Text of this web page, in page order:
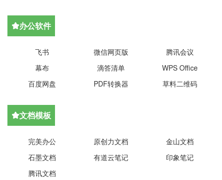
办公软件
飞书 微信网页版
腾讯会议
幕布
滴答清单
WPS Office
百度网盘
PDF转换器 草料二维码
文档模板
完美办公 原创力文档
金山文档
石墨文档
有道云笔记
印象笔记
腾讯文档